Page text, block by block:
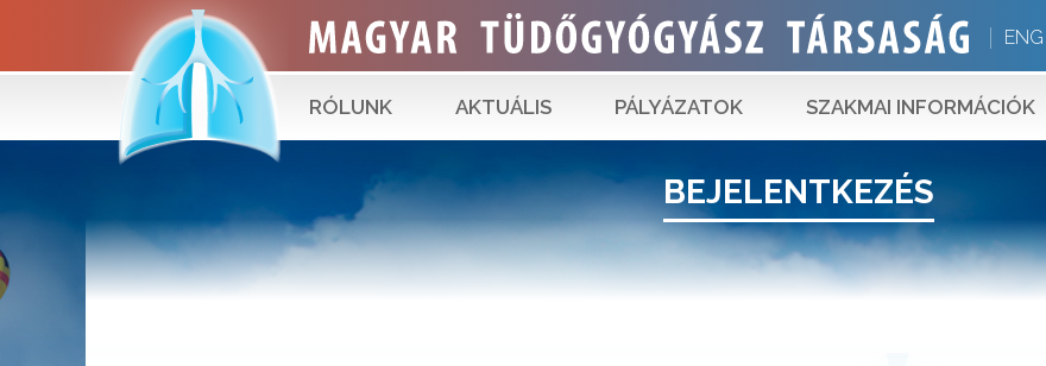
ENG
RÓLUNK AKTUÁLIS PÁLYÁZATOK SZAKMAI INFORMÁCIÓK
BEJELENTKEZÉS